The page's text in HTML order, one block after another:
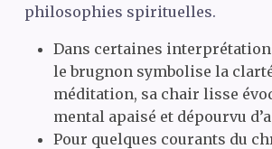
philosophies spirituelles.
Dans certaines
le brugnon symbolise la
méditation, sa chair lisse
mental apaisé et dépourvu
Pour quelques courants du